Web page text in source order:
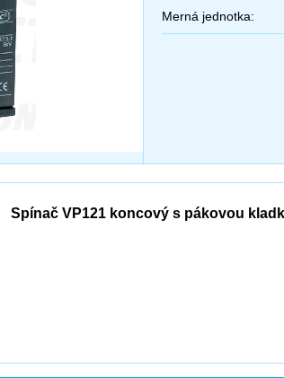
Merná jednotka:
Spínač VP121 koncový s pákovou